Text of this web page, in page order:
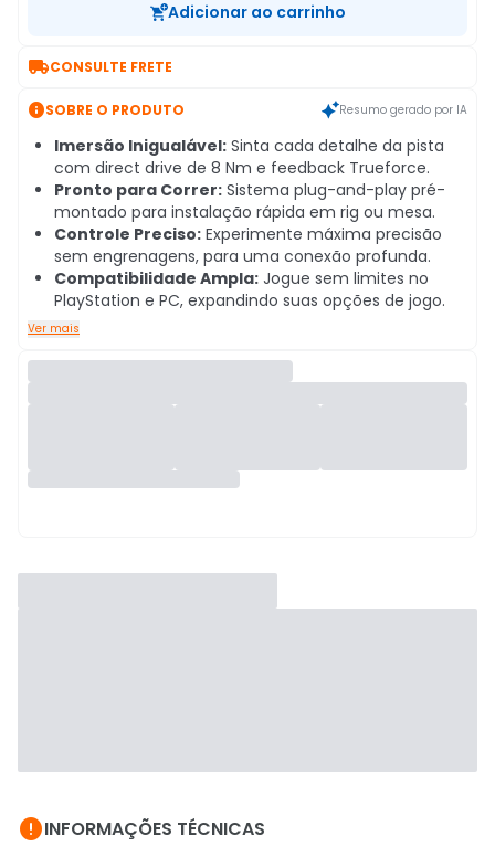
Adicionar ao carrinho
CONSULTE FRETE
SOBRE O PRODUTO Resumo gerado por IA
Imersão Inigualável: Sinta cada detalhe da pista
com direct drive de 8 Nm e feedback Trueforce.
Pronto para Correr: Sistema plug-and-play pré-
montado para instalação rápida em rig ou mesa.
Controle Preciso: Experimente máxima precisão
sem engrenagens, para uma conexão profunda.
Compatibilidade Ampla: Jogue sem limites no
PlayStation e PC, expandindo suas opções de jogo.
Ver mais
INFORMAÇÕES TÉCNICAS